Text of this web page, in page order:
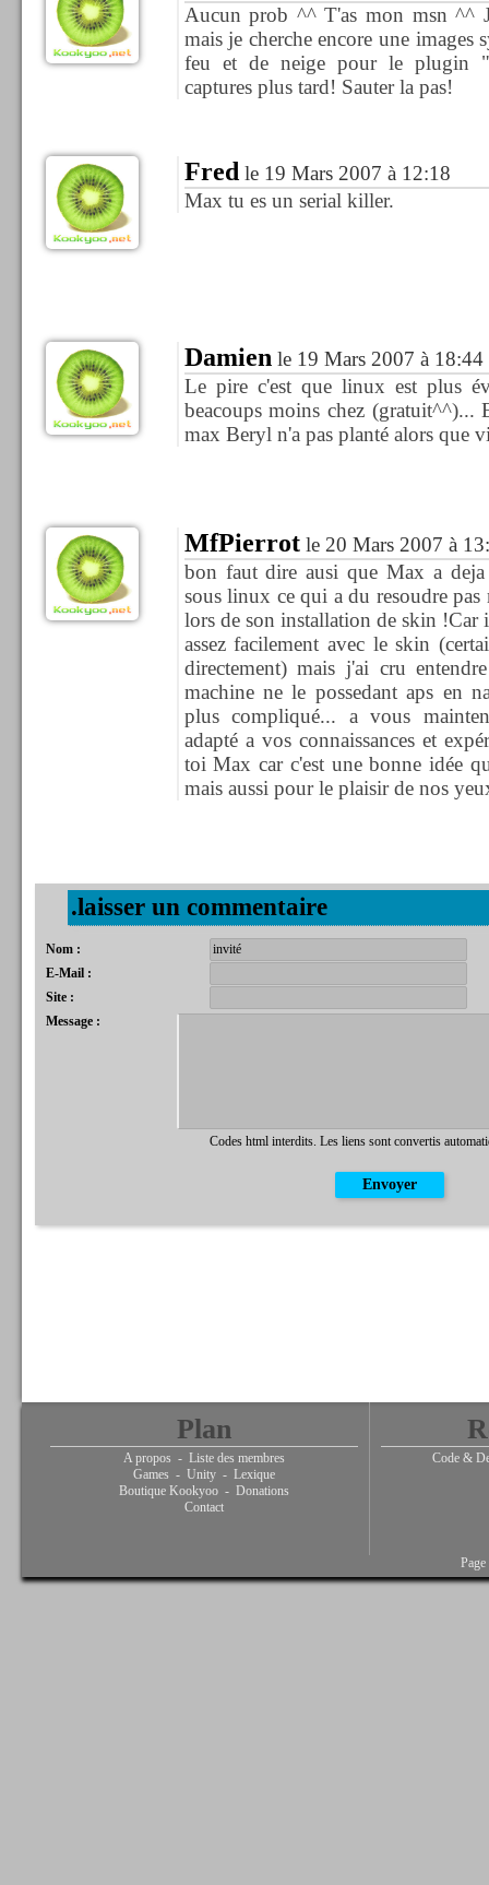
Aucun prob ^^ T'as mon msn ^^
mais je cherche encore une images
feu et de neige pour le plugin
captures plus tard! Sauter la pas!
Fred le 19 Mars 2007 à 12:18
Max tu es un serial killer.
Damien le 19 Mars 2007 à 18:44
Le pire c'est que linux est plus
beacoups moins chez (gratuit^^)...
max Beryl n'a pas planté alors que
MfPierrotle 20 Mars 2007 à
bon faut dire ausi que Max a deja
sous linux ce qui a du resoudre pas
lors de son installation de skin !Car
assez facilement avec le skin
directement) mais j'ai cru
machine ne le possedant aps en
plus compliqué... a vous
adapté a vos connaissances et
toi Max car c'est une bonne idée
mais aussi pour le plaisir de nos
.laisser un commentaire
Nom :
E-Mail :
Site :
Message :
Codes html interdits. Les liens sont convertis
Plan
A propos - Liste des membres
Games - Unity - Lexique
Boutique Kookyoo - Donations
Contact
Code &